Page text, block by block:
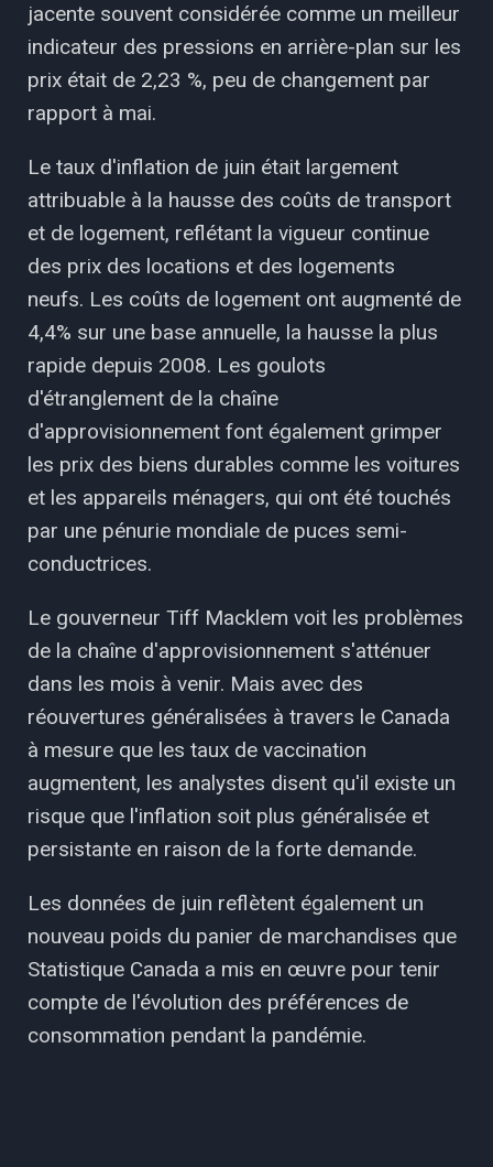
jacente souvent considérée comme un meilleur
indicateur des pressions en arrière-plan sur les
prix était de 2,23 %, peu de changement par
rapport à mai.
Le taux d'inflation de juin était largement
attribuable à la hausse des coûts de transport
et de logement, reflétant la vigueur continue
des prix des locations et des logements
neufs. Les coûts de logement ont augmenté de
4,4% sur une base annuelle, la hausse la plus
rapide depuis 2008. Les goulots
d'étranglement de la chaîne
d'approvisionnement font également grimper
les prix des biens durables comme les voitures
et les appareils ménagers, qui ont été touchés
par une pénurie mondiale de puces semi-
conductrices.
Le gouverneur Tiff Macklem voit les problèmes
de la chaîne d'approvisionnement s'atténuer
dans les mois à venir. Mais avec des
réouvertures généralisées à travers le Canada
à mesure que les taux de vaccination
augmentent, les analystes disent qu'il existe un
risque que l'inflation soit plus généralisée et
persistante en raison de la forte demande.
Les données de juin reflètent également un
nouveau poids du panier de marchandises que
Statistique Canada a mis en œuvre pour tenir
compte de l'évolution des préférences de
consommation pendant la pandémie.